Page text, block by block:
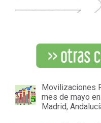
Movilizaciones
mes de mayo
Madrid,